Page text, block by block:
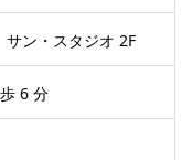
ン・スタジオ 2F
6 分